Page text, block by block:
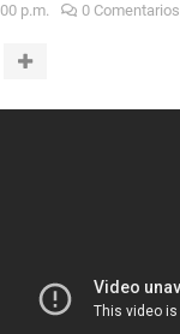
p.m. 0 Comentarios